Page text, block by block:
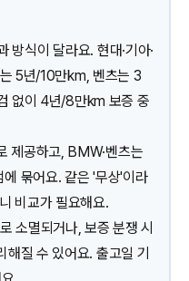
방식이 달라요. 현대·기아·
5년/10만km, 벤츠는 3
없이 4년/8만km 보증 중
제공하고, BMW·벤츠는
묶어요. 같은 '무상'이라
비교가 필요해요.
소멸되거나, 보증 분쟁 시
해질 수 있어요. 출고일 기